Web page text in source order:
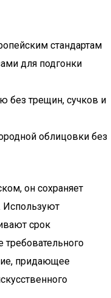
стандартам
для подгонки
без трещин, сучков и
облицовки без
он сохраняет
Используют
срок
требовательного
придающее